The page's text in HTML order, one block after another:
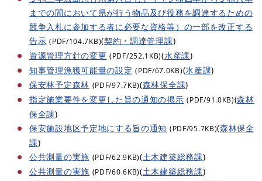
までの間において県が行う物品及び役務を調達するための
競争入札に参加する者に必要な資格等）の一部を改正する
告示 (PDF/104.7KB)(契約・調達管理課)
資源管理方針の変更 (PDF/252.1KB)(水産課)
知事管理漁獲可能量の設定 (PDF/67.0KB)(水産課)
保安林予定森林 (PDF/97.7KB)(森林保全課)
指定施業要件を変更した旨の通知の掲示 (PDF/91.0KB)(森林
保全課)
保安施設地区予定地にする旨の通知 (PDF/95.7KB)(森林保全
課)
公共測量の実施 (PDF/62.9KB)(土木建築総務課)
公共測量の実施 (PDF/60.6KB)(土木建築総務課)